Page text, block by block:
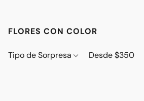
FLORES CON COLOR
Tipo de Sorpresa Desde $350